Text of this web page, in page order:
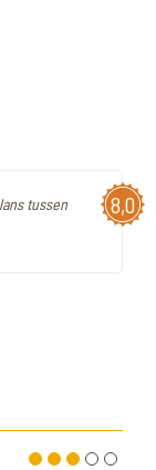
8,0
tussen